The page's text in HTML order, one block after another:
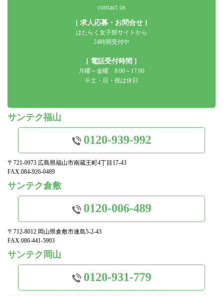
contact us
[ 求人応募・お問合せ ]
はたらく女子部サイトから
24時間受付中
[ 電話受付時間 ]
月曜～金曜 8:00～17:00
※土・日・祝は休日
サンテク福山
0120-939-992
〒721-0973 広島県福山市南蔵王町4丁目17-43
FAX.084-926-0489
サンテク倉敷
0120-006-489
〒712-8012 岡山県倉敷市連島5-2-43
FAX.086-441-5903
サンテク岡山
0120-931-779